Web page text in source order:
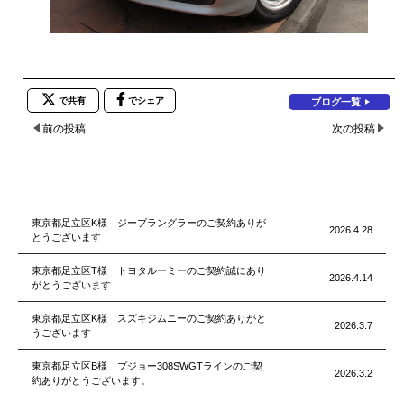
で共有 でシェア ブログ一覧
前の投稿 次の投稿
東京都足立区K様 ジープラングラーのご契約ありが
とうございます
2026.4.28
東京都足立区T様 トヨタルーミーのご契約誠にあり
がとうございます
2026.4.14
東京都足立区K様 スズキジムニーのご契約ありがと
うございます
2026.3.7
東京都足立区B様 プジョー308SWGTラインのご契
約ありがとうございます。
2026.3.2